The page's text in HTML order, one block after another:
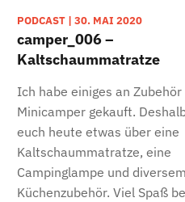
PODCAST | 30. MAI 2020
camper_006 –
Kaltschaummatratze
Ich habe einiges an
Minicamper gekauft.
euch heute etwas über eine
Kaltschaummatratze, eine
Campinglampe und diversem
Küchenzubehör. Viel Spaß